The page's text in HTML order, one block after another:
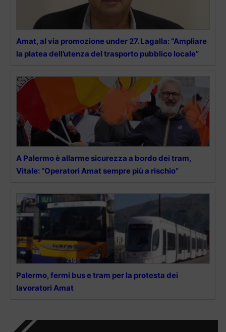
Amat, al via promozione under 27. Lagalla: “Ampliare
la platea dell’utenza del trasporto pubblico locale”
A Palermo è allarme sicurezza a bordo dei tram,
Vitale: “Operatori Amat sempre più a rischio”
Palermo, fermi bus e tram per la protesta dei
lavoratori Amat